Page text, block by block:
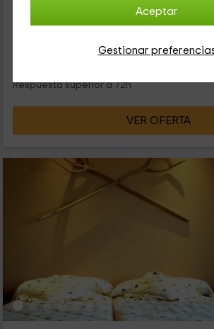
Aceptar
Gestionar
Navalagamella. Se trata de una vivienda
sola planta en la que se pueden alojar un
Respuesta superior a 72h
VER OFERTA